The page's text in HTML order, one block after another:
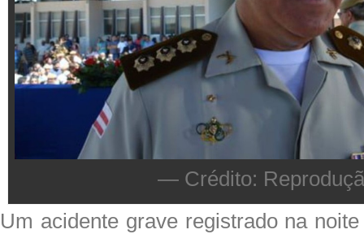
— Crédito:
Um acidente grave registrado na